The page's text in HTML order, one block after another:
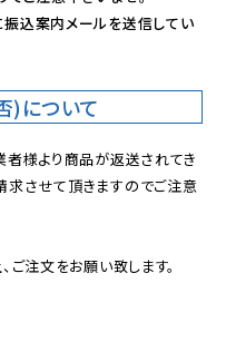
込案内メールを送信してい
)について
様より商品が返送されてき
させて頂きますのでご注意